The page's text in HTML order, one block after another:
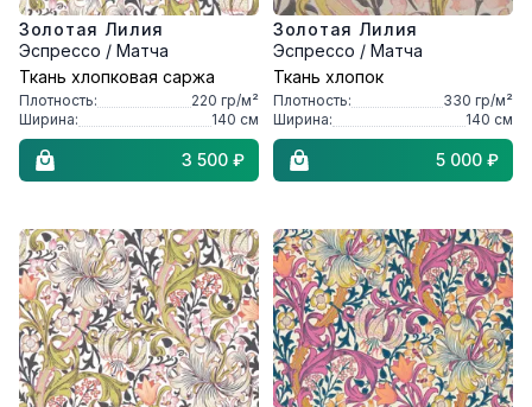
Золотая Лилия
Эспрессо / Матча
Ткань хлопковая саржа
Плотность: 220 гр/м²
Ширина:
140 см
3 500 ₽
Золотая Лилия
Эспрессо / Матча
Ткань хлопок
Плотность: 330 гр/м²
Ширина:
140 см
5 000 ₽